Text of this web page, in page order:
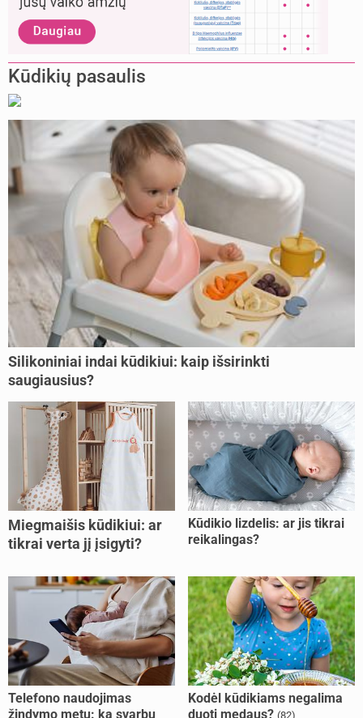
Kūdikių pasaulis
Silikoniniai indai kūdikiui: kaip išsirinkti
saugiausius?
Miegmaišis kūdikiui: ar
tikrai verta jį įsigyti?
Kūdikio lizdelis: ar jis tikrai
reikalingas?
Telefono naudojimas
žindymo metu: ką svarbu
Kodėl kūdikiams negalima
duoti medaus? (82)